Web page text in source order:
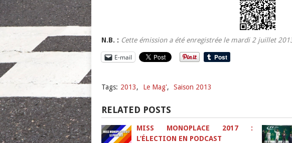
N.B. : Cette émission a été enregistrée le mardi 2 juillet
E-mail
Tags: 2013, Le Mag', Saison 2013
RELATED POSTS
MISS MONOPLACE 2017 :
L’ÉLECTION EN PODCAST